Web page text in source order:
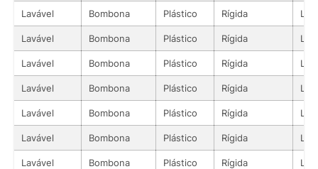
Lavável Bombona Plástico Rígida
Lavável Bombona Plástico Rígida
Lavável Bombona Plástico Rígida
Lavável Bombona Plástico Rígida
Lavável Bombona Plástico Rígida
Lavável Bombona Plástico Rígida
Lavável Bombona Plástico Rígida